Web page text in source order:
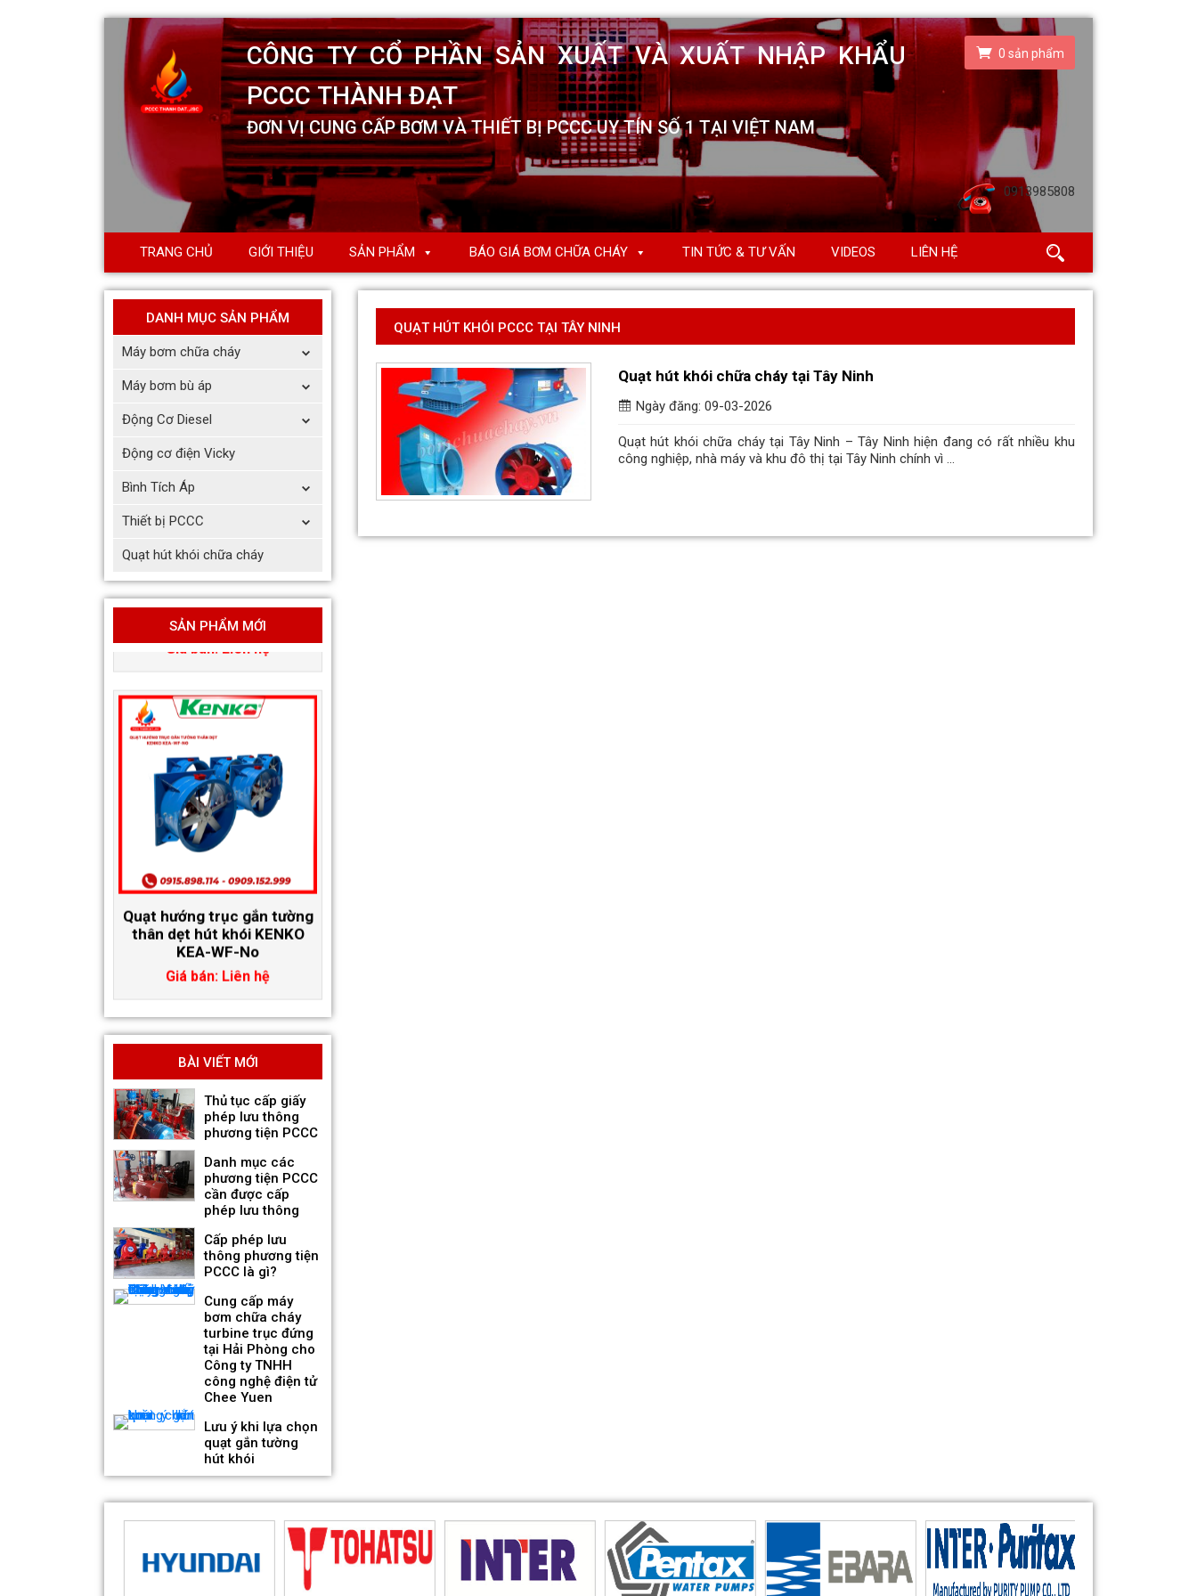
0 sản phẩm
0913985808
TRANG CHỦ GIỚI THIỆU SẢN PHẨM BÁO GIÁ BƠM CHỮA CHÁY TIN TỨC & TƯ VẤN VIDEOS LIÊN HỆ
DANH MỤC SẢN PHẨM
Máy bơm chữa cháy
Máy bơm bù áp
Động Cơ Diesel
Động cơ điện Vicky
Bình Tích Áp
Thiết bị PCCC
Quạt hút khói chữa cháy
SẢN PHẨM MỚI
Quạt hướng trục vuông gắn
QF-No
Giá bán: Liên hệ
Quạt hướng trục gắn tường
KEA-WF-No
Giá bán: Liên hệ
Quạt hướng trục gắn mái
hút khói KENKO KEA-RF-No
Giá bán: Liên hệ
Quạt hướng trục hút khói 2
tốc độ KENKO KEA-SF-No
Giá bán: Liên hệ
BÀI VIẾT MỚI
Thủ tục cấp giấy
phép lưu thông
phương tiện PCCC
Danh mục các
phương tiện PCCC
cần được cấp
phép lưu thông
Cấp phép lưu
thông phương tiện
PCCC là gì?
Cung cấp máy
bơm chữa cháy
turbine trục đứng
tại Hải Phòng cho
Công ty TNHH
công nghệ điện tử
Chee Yuen
Lưu ý khi lựa chọn
quạt gắn tường
hút khói
QUẠT HÚT KHÓI PCCC TẠI TÂY NINH
Quạt hút khói chữa cháy tại Tây Ninh
Ngày đăng: 09-03-2026
Quạt hút khói chữa cháy tại Tây Ninh – Tây Ninh hiện đang có rất nhiều khu
công nghiệp, nhà máy và khu đô thị tại Tây Ninh chính vì ...